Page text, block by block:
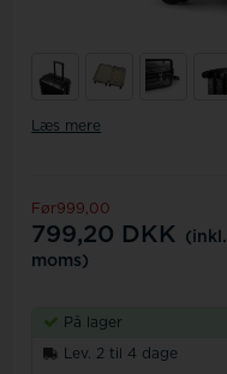
Læs mere
Før999,00
799,20 DKK
(inkl.
moms)
På lager
Lev. 2 til 4 dage